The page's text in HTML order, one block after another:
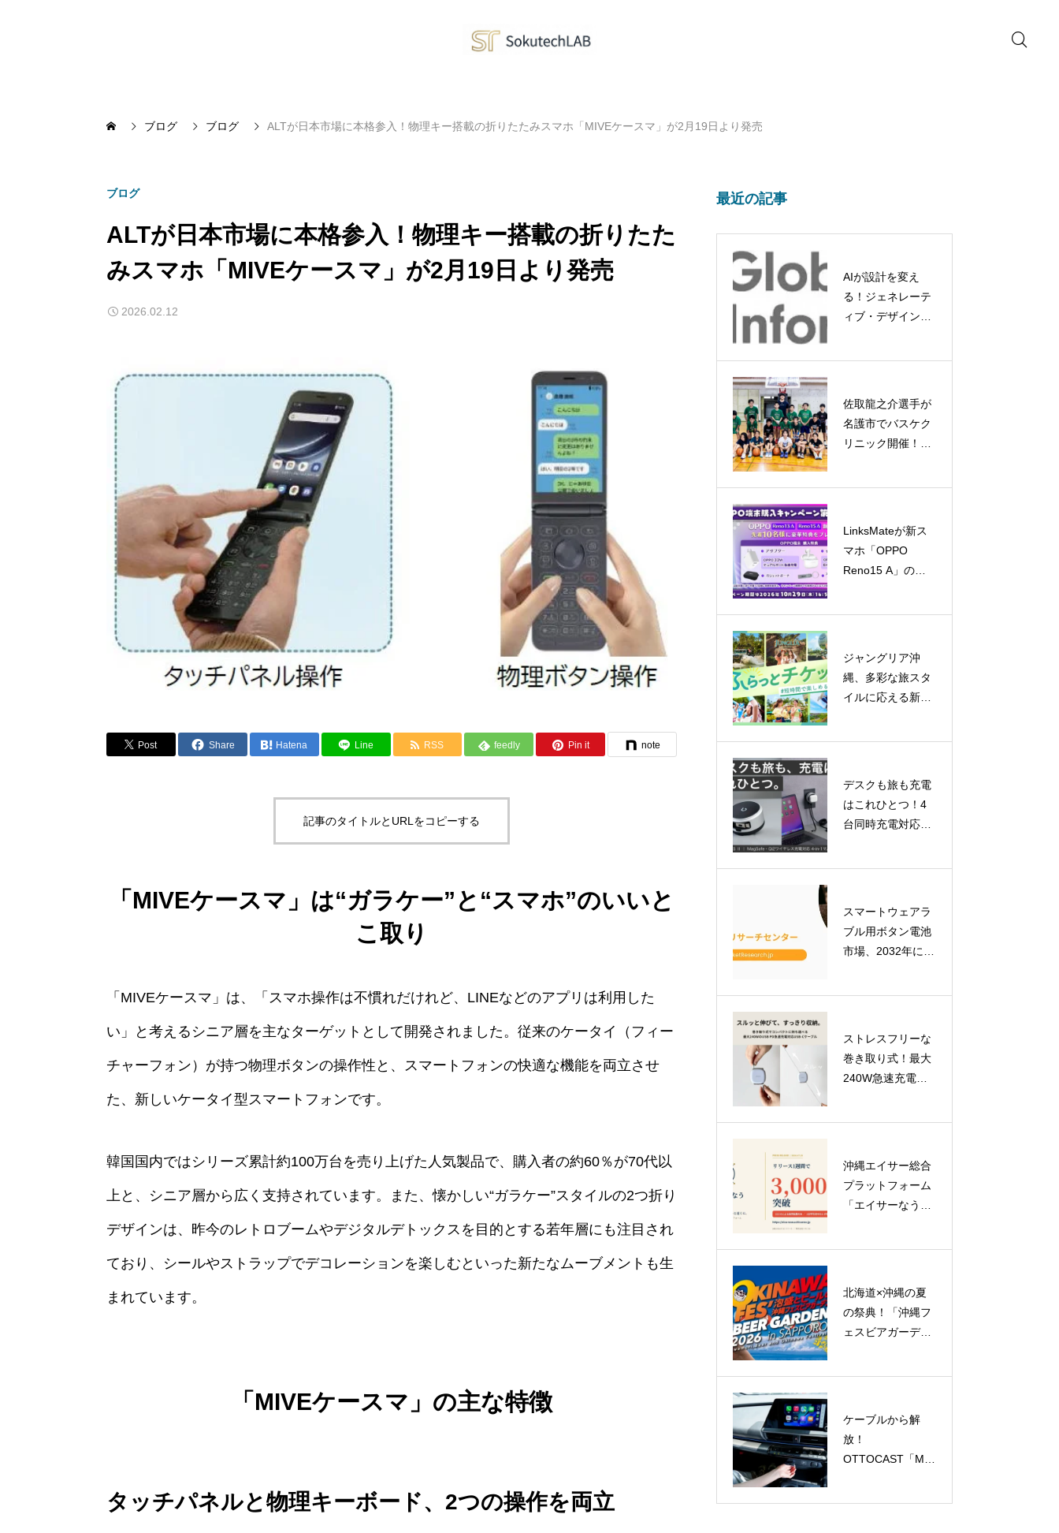
ブログ ブログ ALTが日本市場に本格参入！物理キー搭載の折りたたみスマホ「MIVEケースマ」が2月19日より発売
ブログ
ALTが日本市場に本格参入！物理キー搭載の折りたた
みスマホ「MIVEケースマ」が2月19日より発売
2026.02.12
Post Share Hatena Line RSS feedly Pin it note
記事のタイトルとURLをコピーする
「MIVEケースマ」は“ガラケー”と“スマホ”のいいと
こ取り
「MIVEケースマ」は、「スマホ操作は不慣れだけれど、LINEなどのアプリは利用した
い」と考えるシニア層を主なターゲットとして開発されました。従来のケータイ（フィー
チャーフォン）が持つ物理ボタンの操作性と、スマートフォンの快適な機能を両立させ
た、新しいケータイ型スマートフォンです。
韓国国内ではシリーズ累計約100万台を売り上げた人気製品で、購入者の約60％が70代以
上と、シニア層から広く支持されています。また、懐かしい“ガラケー”スタイルの2つ折り
デザインは、昨今のレトロブームやデジタルデトックスを目的とする若年層にも注目され
ており、シールやストラップでデコレーションを楽しむといった新たなムーブメントも生
まれています。
「MIVEケースマ」の主な特徴
タッチパネルと物理キーボード、2つの操作を両立
最近の記事
AIが設計を変え
る！ジェネレーテ
ィブ・デザイン市
佐取龍之介選手が
名護市でバスケク
リニック開催！子
LinksMateが新ス
マホ「OPPO
Reno15 A」の販
ジャングリア沖
縄、多彩な旅スタ
イルに応える新チ
「ふらっとチケッ
化
デスクも旅も充電
はこれひとつ！4
台同時充電対応
スマートウェアラ
ブル用ボタン電池
市場、2032年には
ストレスフリーな
巻き取り式！最大
240W急速充電対
240W」が登場
沖縄エイサー総合
プラットフォーム
「エイサーなう」
北海道×沖縄の夏
の祭典！「沖縄フ
ェスビアガーデン
ケーブルから解
放！
OTTOCAST「Mini